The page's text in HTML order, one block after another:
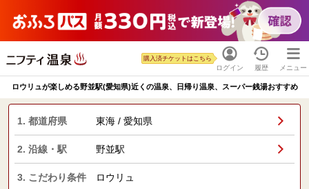
ログイン
購入済チケットはこちら
履歴 メニュー
ロウリュが楽しめる野並駅(愛知県)近くの温泉、日帰り温泉、スーパー銭湯おすすめ
1. 都道府県 東海 / 愛知県
2. 沿線・駅 野並駅
3. こだわり条件 ロウリュ